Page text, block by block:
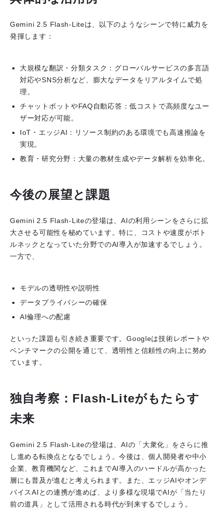
Gemini 2.5 Flash-Liteは、以下のようなシーンで特に威力を
発揮します：
大規模な翻訳・分類タスク ：グローバルサービスの多言語
対応やSNS分析など、膨大なデータをリアルタイムで処
理。
チャットボットやFAQ自動応答 ：低コストで高頻度なユー
ザー対応が可能。
IoT・エッジAI ：リソース制約のある環境でも高速推論を
実現。
教育・研究分野 ：大量の教材生成やデータ解析を効率化。
今後の展望と課題
Gemini 2.5 Flash-Liteの登場は、AIの利用シーンをさらに拡
大させる可能性を秘めています。特に、コストや速度がボト
ルネックとなっていた分野でのAI導入が加速するでしょう。
一方で、
モデルの透明性や説明性
データプライバシーの確保
AI倫理への配慮
といった課題も引き続き重要です。Googleは技術レポートや
ベンチマークの公開を通じて、透明性と信頼性の向上に努め
ています。
独自考察：Flash-Liteがもたらす
未来
Gemini 2.5 Flash-Liteの登場は、AIの「大衆化」をさらに推
し進める転換点となるでしょう。今後は、個人開発者や中小
企業、教育機関など、これまでAI導入のハードルが高かった
層にも普及が進むと考えられます。また、エッジAIやオンデ
バイスAIとの連携が進めば、より多様な現場でAIが「当たり
前の道具」として活用される時代が到来するでしょう。